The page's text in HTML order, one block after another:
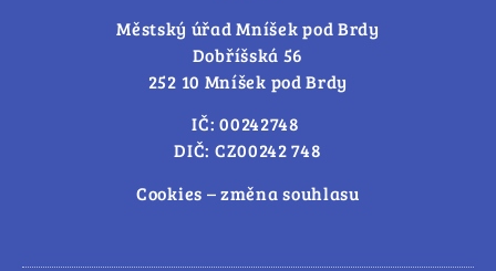
Městský úřad Mníšek pod Brdy
Dobříšská 56
252 10 Mníšek pod Brdy
IČ: 00242748
DIČ: CZ00242 748
Cookies – změna souhlasu